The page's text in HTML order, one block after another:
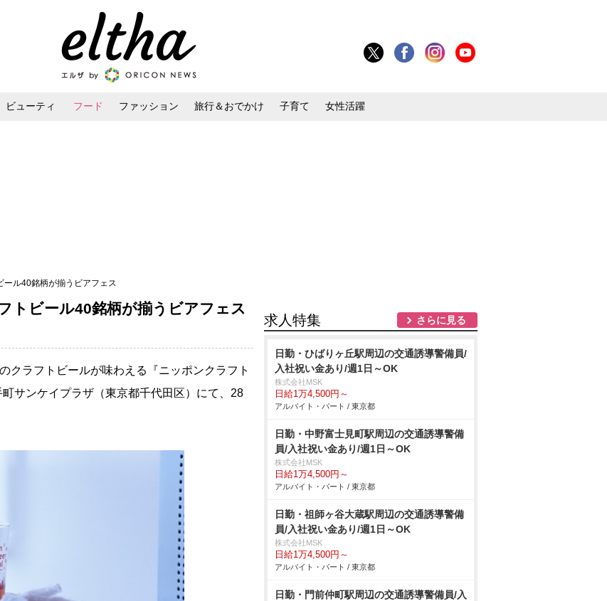
ビューティ フード ファッション 旅行＆おでかけ 子育て 女性活躍
ール40銘柄が揃うビアフェス
トビール40銘柄が揃うビアフェス
ラフトビールが味わえる『ニッポンクラフト
サンケイプラザ（東京都千代田区）にて、28
求人特集 さらに見る
日勤・ひばりヶ丘駅周辺の交通誘導警備員/
入社祝い金あり/週1日～OK
株式会社MSK
日給1万4,500円～
アルバイト・パート / 東京都
日勤・中野富士見町駅周辺の交通誘導警備
員/入社祝い金あり/週1日～OK
株式会社MSK
日給1万4,500円～
アルバイト・パート / 東京都
日勤・祖師ヶ谷大蔵駅周辺の交通誘導警備
員/入社祝い金あり/週1日～OK
株式会社MSK
日給1万4,500円～
アルバイト・パート / 東京都
日勤・門前仲町駅周辺の交通誘導警備員/入